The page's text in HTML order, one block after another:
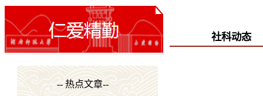
-- 热点文章--
社科动态